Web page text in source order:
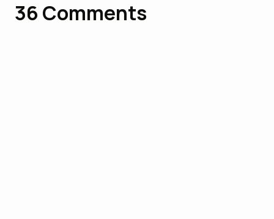
36 Comments